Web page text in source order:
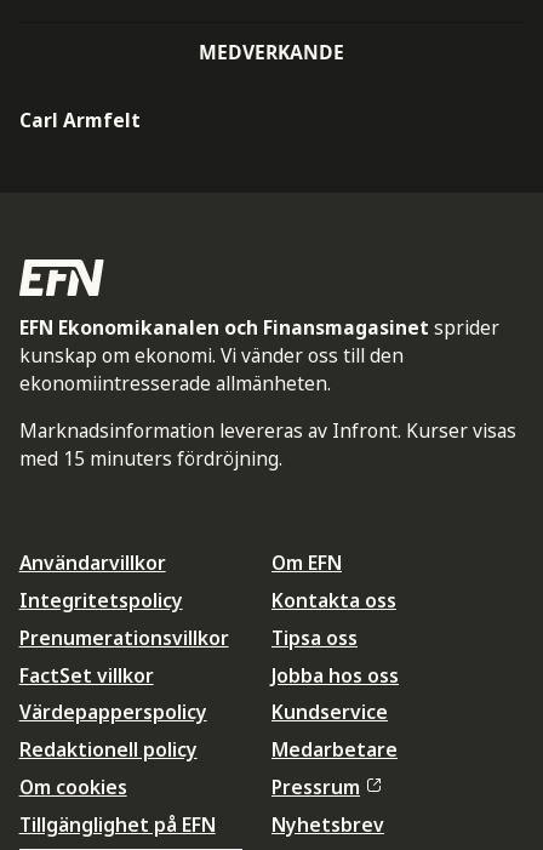
MEDVERKANDE
Carl Armfelt
EFN Ekonomikanalen och Finansmagasinet sprider
kunskap om ekonomi. Vi vänder oss till den
ekonomiintresserade allmänheten.
Marknadsinformation levereras av Infront. Kurser visas
med 15 minuters fördröjning.
Användarvillkor
Integritetspolicy
Prenumerationsvillkor
FactSet villkor
Värdepapperspolicy
Redaktionell policy
Om cookies
Tillgänglighet på EFN
Om EFN
Kontakta oss
Tipsa oss
Jobba hos oss
Kundservice
Medarbetare
Pressrum
Nyhetsbrev